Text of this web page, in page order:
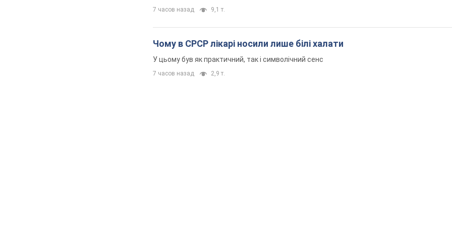
7 часов назад 9,1 т.
Чому в СРСР лікарі носили лише білі халати
У цьому був як практичний, так і символічний сенс
7 часов назад 2,9 т.